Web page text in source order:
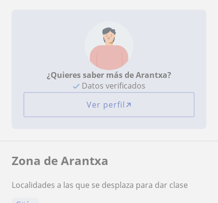
¿Quieres saber más de Arantxa?
Datos verificados
Ver perfil
Zona de Arantxa
Localidades a las que se desplaza para dar clase